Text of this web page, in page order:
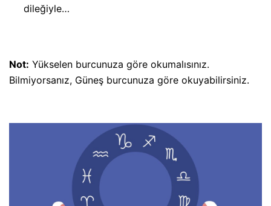
dileğiyle…
Not: Yükselen burcunuza göre okumalısınız.
Bilmiyorsanız, Güneş burcunuza göre okuyabilirsiniz.